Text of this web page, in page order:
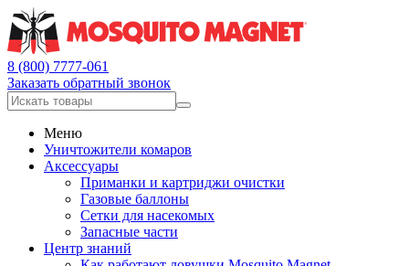
8 (800) 7777-061
Заказать обратный звонок
Меню
Уничтожители комаров
Аксессуары
Приманки и картриджи очистки
Газовые баллоны
Сетки для насекомых
Запасные части
Центр знаний